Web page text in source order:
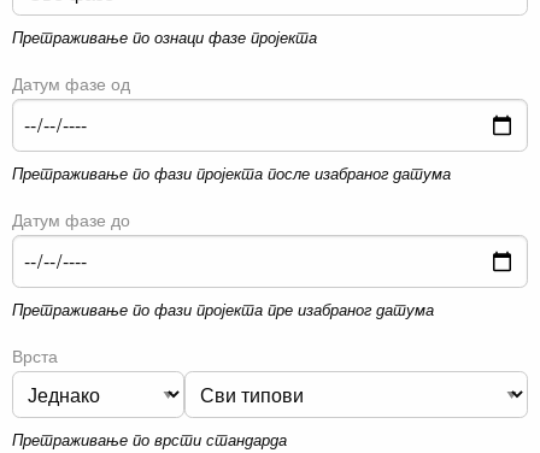
Претраживање по ознаци фазе пројекта
Датум фазе од
Претраживање по фази пројекта после изабраног датума
Датум фазе до
Претраживање по фази пројекта пре изабраног датума
Врста
Претраживање по врсти стандарда